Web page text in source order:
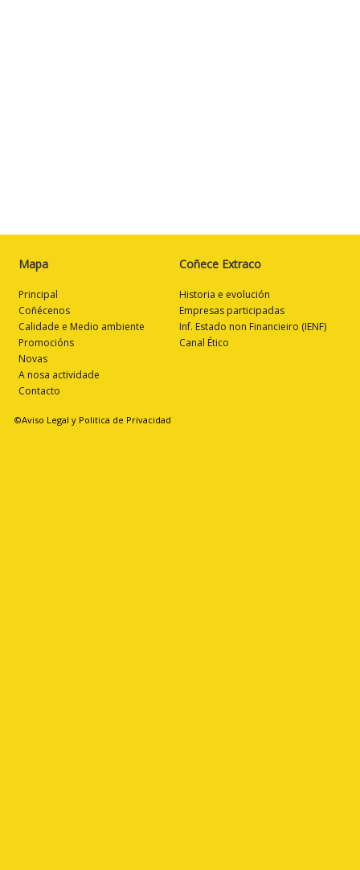
Mapa
Principal
Coñécenos
Calidade e Medio ambiente
Promocións
Novas
A nosa actividade
Contacto
Coñece Extraco
Historia e evolución
Empresas participadas
Inf. Estado non Financieiro (IENF)
Canal Ético
©Aviso Legal y Politica de Privacidad